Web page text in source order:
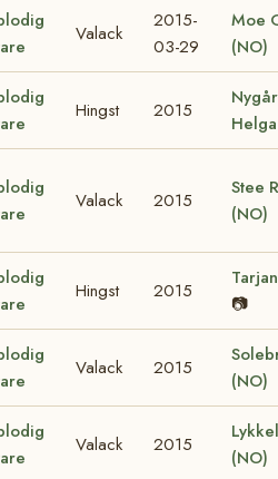
Valack
2015-
03-29
Moe
(NO)
Hingst 2015
Valack 2015
Stee
(NO)
Hingst 2015
📷
Valack 2015
(NO)
Valack 2015
(NO)